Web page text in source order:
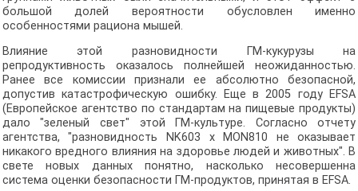
большой долей вероятности обусловлен именно
особенностями рациона мышей.
Влияние этой разновидности ГМ-кукурузы на
репродуктивность оказалось полнейшей неожиданностью.
Ранее все комиссии признали ее абсолютно безопасной,
допустив катастрофическую ошибку. Еще в 2005 году EFSA
(Европейское агентство по стандартам на пищевые продукты)
дало "зеленый свет" этой ГМ-культуре. Согласно отчету
агентства, "разновидность NK603 x MON810 не оказывает
никакого вредного влияния на здоровье людей и животных". В
свете новых данных понятно, насколько несовершенна
система оценки безопасности ГМ-продуктов, принятая в EFSA.